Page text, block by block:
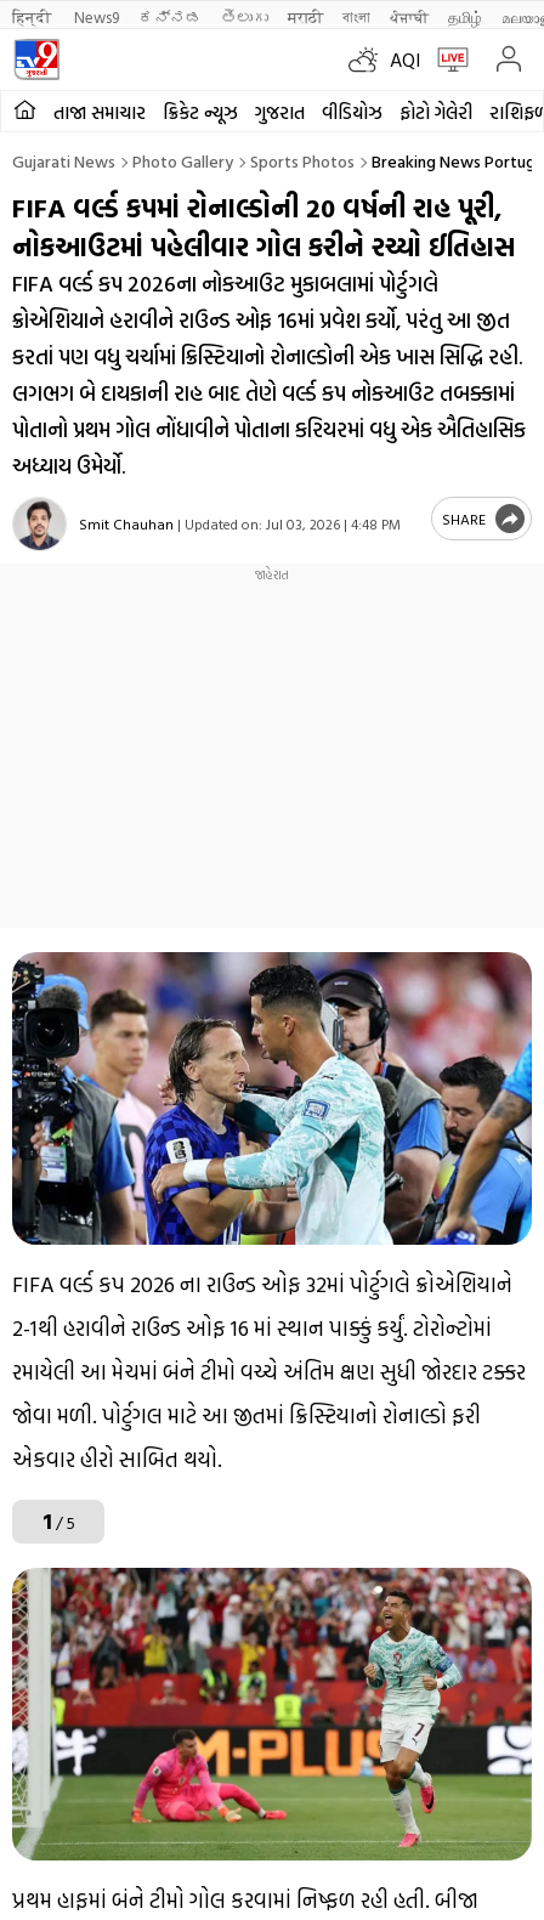
हिन्दी News9 ಕನ್ನಡ తెలుగు मराठी বাংলা ਪੰਜਾਬੀ தமிழ்
AQI
તાજા સમાચાર ક્રિકેટ ન્યૂઝ ગુજરાત વીડિયોઝ ફોટો ગેલેરી
Gujarati News Photo Gallery Sports Photos Breaking News
FIFA વર્લ્ડ કપમાં રોનાલ્ડોની 20 વર્ષની રાહ પૂરી,
નોકઆઉટમાં પહેલીવાર ગોલ કરીને રચ્યો ઈતિહાસ
FIFA વર્લ્ડ કપ 2026ના નોકઆઉટ મુકાબલામાં પોર્ટુગલે
ક્રોએશિયાને હરાવીને રાઉન્ડ ઓફ 16માં પ્રવેશ કર્યો, પરંતુ આ જીત
કરતાં પણ વધુ ચર્ચામાં ક્રિસ્ટિયાનો રોનાલ્ડોની એક ખાસ સિદ્ધિ રહી.
લગભગ બે દાયકાની રાહ બાદ તેણે વર્લ્ડ કપ નોકઆઉટ તબક્કામાં
પોતાનો પ્રથમ ગોલ નોંધાવીને પોતાના કરિયરમાં વધુ એક ઐતિહાસિક
અધ્યાય ઉમેર્યો.
Smit Chauhan | Updated on: Jul 03, 2026 | 4:48 PM SHARE
FIFA વર્લ્ડ કપ 2026 ના રાઉન્ડ ઓફ 32માં પોર્ટુગલે ક્રોએશિયાને
2-1થી હરાવીને રાઉન્ડ ઓફ 16 માં સ્થાન પાક્કું કર્યું. ટોરોન્ટોમાં
રમાયેલી આ મેચમાં બંને ટીમો વચ્ચે અંતિમ ક્ષણ સુધી જોરદાર ટક્કર
જોવા મળી. પોર્ટુગલ માટે આ જીતમાં ક્રિસ્ટિયાનો રોનાલ્ડો ફરી
એકવાર હીરો સાબિત થયો.
1/ 5
પ્રથમ હાફમાં બંને ટીમો ગોલ કરવામાં નિષ્ફળ રહી હતી. બીજા